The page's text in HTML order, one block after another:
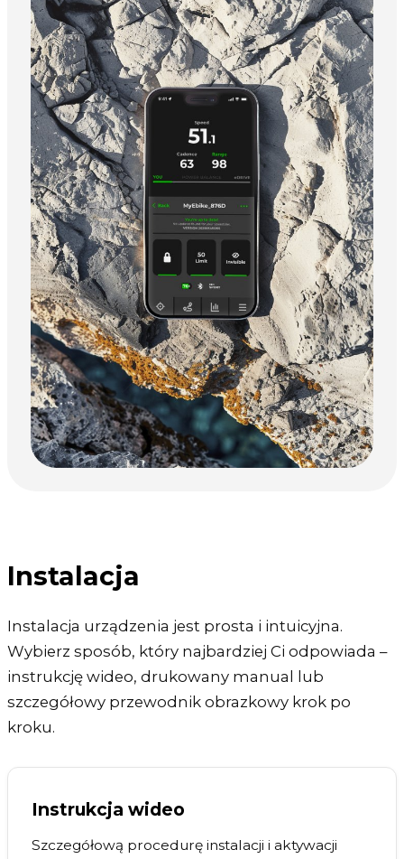
Instalacja
Instalacja urządzenia jest prosta i intuicyjna.
Wybierz sposób, który najbardziej Ci odpowiada –
instrukcję wideo, drukowany manual lub
szczegółowy przewodnik obrazkowy krok po
kroku.
Instrukcja wideo
Szczegółową procedurę instalacji i aktywacji